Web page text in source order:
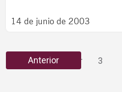
14 de junio de 2003
Anterior
1 … 3